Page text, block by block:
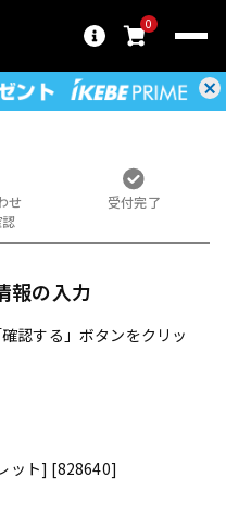
0
せ
受付完了
報の入力
認する」ボタンをクリッ
ット] [828640]